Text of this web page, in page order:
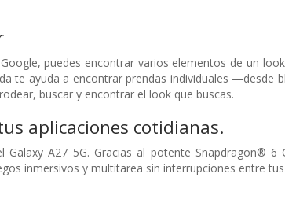
puedes encontrar varios elementos de un
te ayuda a encontrar prendas individuales —desde
buscar y encontrar el look que buscas.
aplicaciones cotidianas.
A27 5G. Gracias al potente Snapdragon®
inmersivos y multitarea sin interrupciones entre